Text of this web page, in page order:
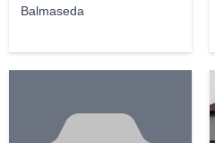
Balmaseda